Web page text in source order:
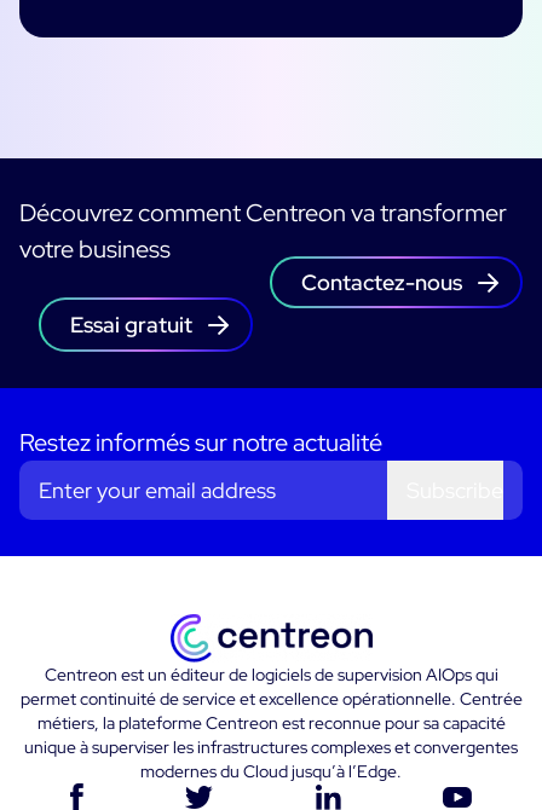
Découvrez comment Centreon va transformer
votre business
Contactez-nous
Essai gratuit
Restez informés sur notre actualité
Centreon est un éditeur de logiciels de supervision AIOps qui
permet continuité de service et excellence opérationnelle. Centrée
métiers, la plateforme Centreon est reconnue pour sa capacité
unique à superviser les infrastructures complexes et convergentes
modernes du Cloud jusqu’à l’Edge.